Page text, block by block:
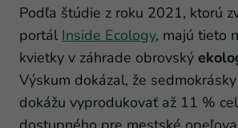
Podľa štúdie z roku 2021, ktorú
portál Inside Ecology, majú tieto
kvietky v záhrade obrovský
Výskum dokázal, že
dokážu vyprodukovať až 11 %